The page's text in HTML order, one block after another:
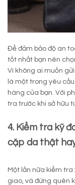
Để đảm bảo độ an
tốt nhất bạn nên
Vì không ai muốn
là một trong yêu
hàng của bạn. Với
tra trước khi sở hữu
4. Kiểm tra kỹ
cặp da thật
Một lần nữa kiểm
giao, và đừng quên